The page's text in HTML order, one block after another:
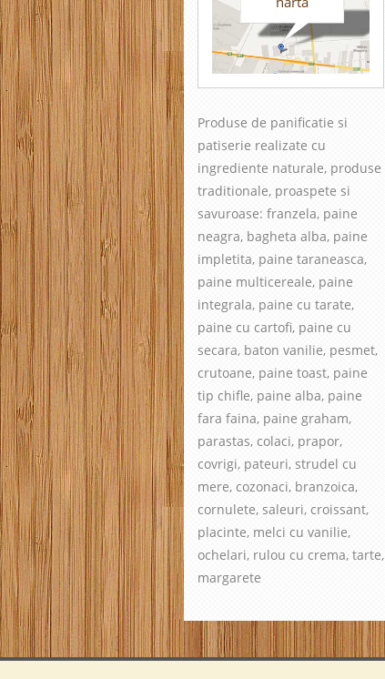
Produse de panificatie si
patiserie realizate cu
ingrediente naturale, produse
traditionale, proaspete si
savuroase: franzela, paine
neagra, bagheta alba, paine
impletita, paine taraneasca,
paine multicereale, paine
integrala, paine cu tarate,
paine cu cartofi, paine cu
secara, baton vanilie, pesmet,
crutoane, paine toast, paine
tip chifle, paine alba, paine
fara faina, paine graham,
parastas, colaci, prapor,
covrigi, pateuri, strudel cu
mere, cozonaci, branzoica,
cornulete, saleuri, croissant,
placinte, melci cu vanilie,
ochelari, rulou cu crema, tarte,
margarete